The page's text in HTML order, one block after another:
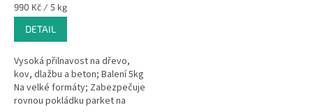
Měrná
cena:
990 Kč / 5 kg
DETAIL
Vysoká přilnavost na dřevo,
kov, dlažbu a beton; Balení 5kg
Na velké formáty; Zabezpečuje
rovnou pokládku parket na